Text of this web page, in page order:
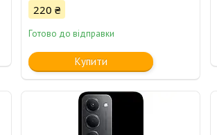
220 ₴
Готово до відправки
Купити